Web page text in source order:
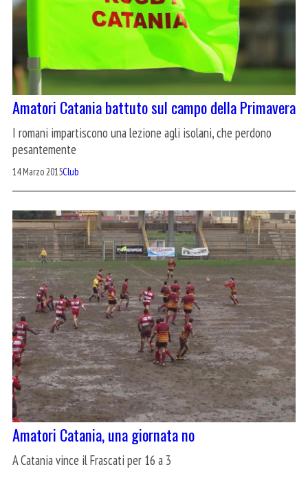
Amatori Catania battuto sul campo della Primavera
I romani impartiscono una lezione agli isolani, che perdono
pesantemente
14 Marzo 2015Club
Amatori Catania, una giornata no
A Catania vince il Frascati per 16 a 3